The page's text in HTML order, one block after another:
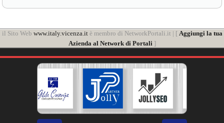
il Sito Web www.italy.vicenza.itè membro di NetworkPortali.it | [ Aggiungi la tua
Azienda al Network di Portali]